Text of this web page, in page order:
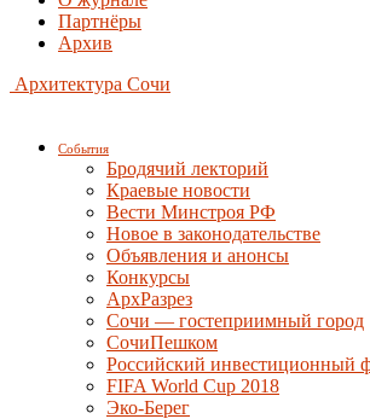
Партнёры
Архив
Архитектура Сочи
События
Бродячий лекторий
Краевые новости
Вести Минстроя РФ
Новое в законодательстве
Объявления и анонсы
Конкурсы
АрхРазрез
Сочи — гостеприимный город
СочиПешком
Российский инвестиционный
FIFA World Cup 2018
Эко-Берег